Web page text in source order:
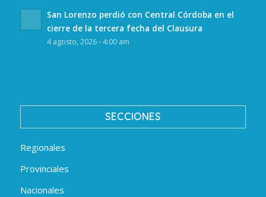
San Lorenzo perdió con Central Córdoba en el
cierre de la tercera fecha del Clausura
4 agosto, 2026 - 4:00 am
SECCIONES
Regionales
Provinciales
Nacionales